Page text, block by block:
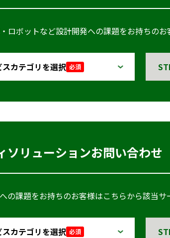
ロボットなど設計開発への課題をお持ちの
スカテゴリを選択 必須
ソリューションお問い合わせ
の課題をお持ちのお客様はこちらから該当サ
スカテゴリを選択 必須